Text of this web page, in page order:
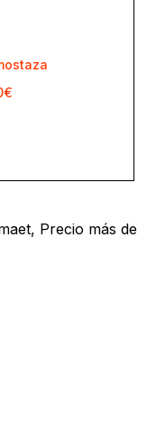
, Precio más de